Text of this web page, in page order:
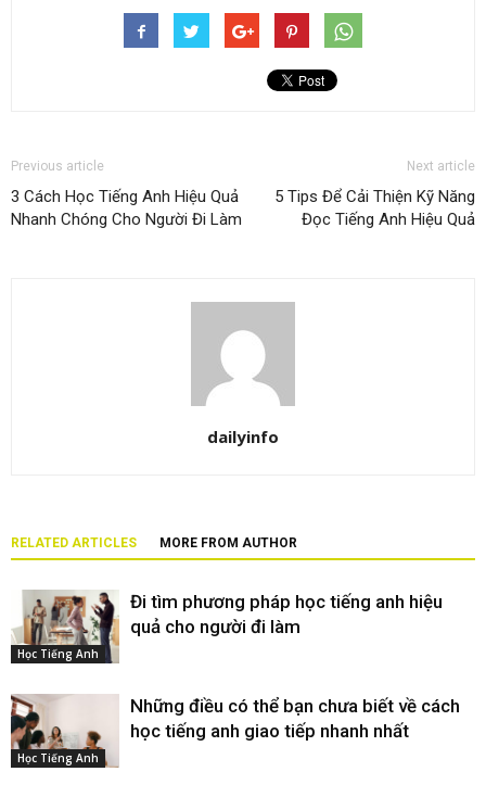
Previous article
3 Cách Học Tiếng Anh Hiệu Quả
Nhanh Chóng Cho Người Đi Làm
Next article
5 Tips Để Cải Thiện Kỹ Năng
Đọc Tiếng Anh Hiệu Quả
dailyinfo
RELATED ARTICLES MORE FROM AUTHOR
Học Tiếng Anh
Đi tìm phương pháp học tiếng anh hiệu
quả cho người đi làm
Học Tiếng Anh
Những điều có thể bạn chưa biết về cách
học tiếng anh giao tiếp nhanh nhất